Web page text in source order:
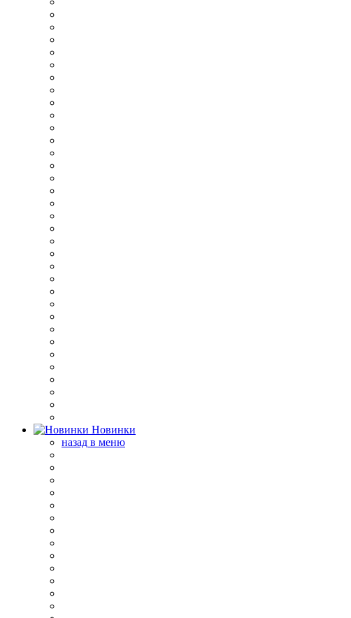
Новинки
назад в меню